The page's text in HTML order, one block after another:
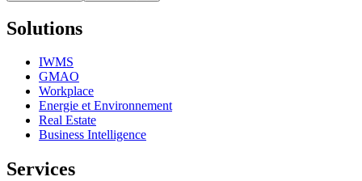
Solutions
IWMS
GMAO
Workplace
Energie et Environnement
Real Estate
Business Intelligence
Services